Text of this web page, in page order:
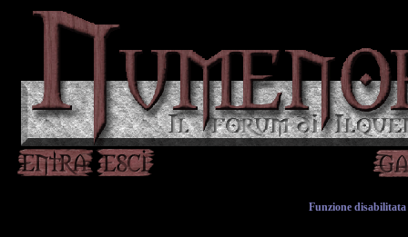
Funzione disabilitata